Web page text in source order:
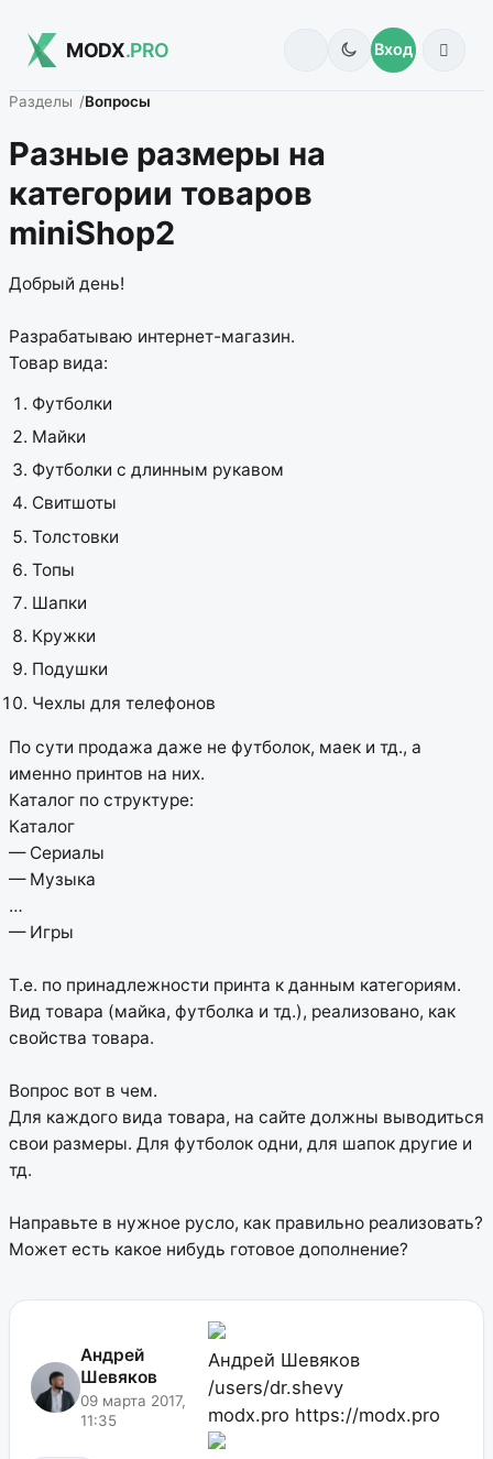
MODX.PRO Вход
Разделы Вопросы
Разные размеры на
категории товаров
miniShop2
Добрый день!
Разрабатываю интернет-магазин.
Товар вида:
Футболки
Майки
Футболки с длинным рукавом
Свитшоты
Толстовки
Топы
Шапки
Кружки
Подушки
Чехлы для телефонов
По сути продажа даже не футболок, маек и тд., а
именно принтов на них.
Каталог по структуре:
Каталог
— Сериалы
— Музыка
…
— Игры
Т.е. по принадлежности принта к данным категориям.
Вид товара (майка, футболка и тд.), реализовано, как
свойства товара.
Вопрос вот в чем.
Для каждого вида товара, на сайте должны выводиться
свои размеры. Для футболок одни, для шапок другие и
тд.
Направьте в нужное русло, как правильно реализовать?
Может есть какое нибудь готовое дополнение?
Андрей
Шевяков
09 марта 2017,
11:35
Андрей Шевяков
/users/dr.shevy
modx.pro https://modx.pro